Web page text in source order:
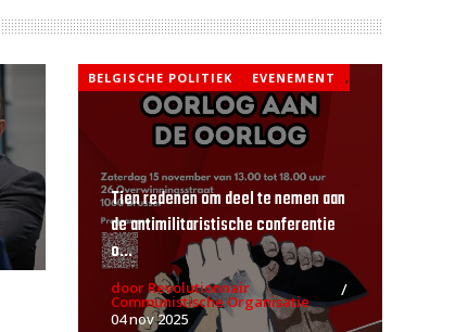
BELGISCHE POLITIEK ,
EVENEMENT
Tien redenen om deel te nemen aan
de antimilitaristische conferentie
o...
door Revolutionnair
Communistische Organisatie
04 nov 2025